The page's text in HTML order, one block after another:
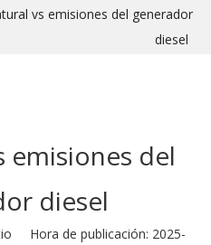
vs emisiones del generador
diesel
emisiones del
diesel
Hora de publicación: 2025-